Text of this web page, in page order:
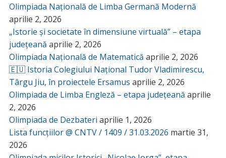
Olimpiada Națională de Limba Germană Modernă
aprilie 2, 2026
„Istorie și societate în dimensiune virtuală” – etapa
județeană aprilie 2, 2026
Olimpiada Națională de Matematică aprilie 2, 2026
🇪🇺 Istoria Colegiului Național Tudor Vladimirescu,
Târgu Jiu, în proiectele Ersamus aprilie 2, 2026
Olimpiada de Limba Engleză – etapa județeană aprilie
2, 2026
Olimpiada de Dezbateri aprilie 1, 2026
Lista funcțiilor @ CNTV / 1409 / 31.03.2026 martie 31,
2026